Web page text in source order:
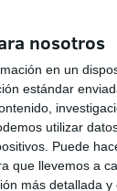
nosotros
en un
estándar
utilizar
Puede
que llevemos a
más detallada y
¿por
así que